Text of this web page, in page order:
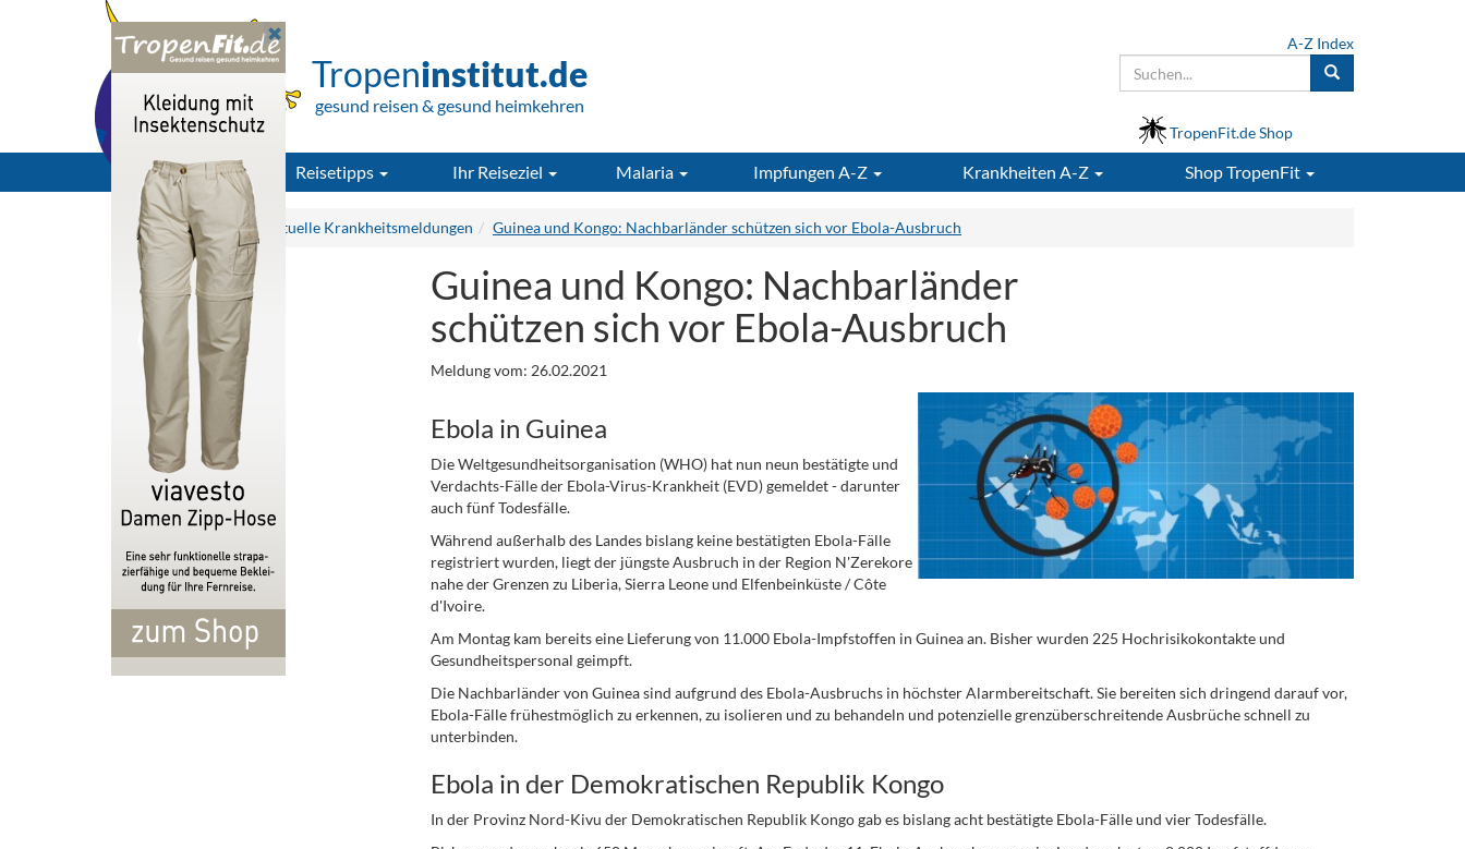
Tropeninstitut.de
gesund reisen & gesund heimkehren
A-Z Index
TropenFit.de Shop
Reisetipps Ihr Reiseziel Malaria Impfungen A-Z Krankheiten A-Z ShopTropenFit
Tropeninstitut.de Aktuelle Krankheitsmeldungen Guinea und Kongo: Nachbarländer schützen sich vor Ebola-Ausbruch
Guinea und Kongo: Nachbarländer
schützen sich vor Ebola-Ausbruch
Meldung vom: 26.02.2021
Ebola in Guinea
Die Weltgesundheitsorganisation (WHO) hat nun neun bestätigte und
Verdachts-Fälle der Ebola-Virus-Krankheit (EVD) gemeldet - darunter
auch fünf Todesfälle.
Während außerhalb des Landes bislang keine bestätigten Ebola-Fälle
registriert wurden, liegt der jüngste Ausbruch in der Region N'Zerekore
nahe der Grenzen zu Liberia, Sierra Leone und Elfenbeinküste / Côte
d'Ivoire.
Am Montag kam bereits eine Lieferung von 11.000 Ebola-Impfstoffen in Guinea an. Bisher wurden 225 Hochrisikokontakte und
Gesundheitspersonal geimpft.
Die Nachbarländer von Guinea sind aufgrund des Ebola-Ausbruchs in höchster Alarmbereitschaft. Sie bereiten sich dringend darauf vor,
Ebola-Fälle frühestmöglich zu erkennen, zu isolieren und zu behandeln und potenzielle grenzüberschreitende Ausbrüche schnell zu
unterbinden.
Ebola in der Demokratischen Republik Kongo
In der Provinz Nord-Kivu der Demokratischen Republik Kongo gab es bislang acht bestätigte Ebola-Fälle und vier Todesfälle.